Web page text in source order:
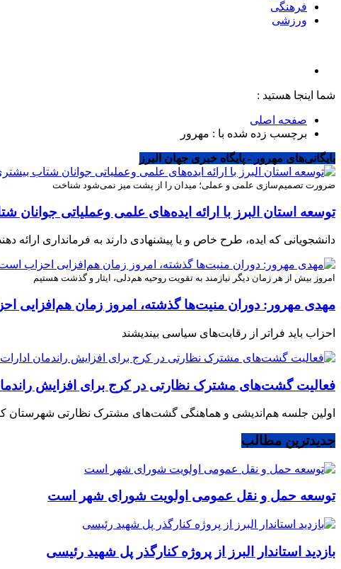
فرهنگی
ورزشی
شما اینجا هستید :
صفحه اصلی
برچسب زده شده با : مهرور
بایگانی‌های مهرور - پایگاه خبری جهان البرز
ضرورت تصمیم‌سازی علمی و عملی؛ میدان را از پشت میز نمی‌شود شناخت
توسعه استان البرز با ارائه ایده‌های علمی وعملیاتی
دانشجویانی که ایده، طرح خاص و یا پیشنهادی دارند به فرمانداری ارائه
امروز بیش از هر زمان دیگر نیازمند به تقویت روحیه هم‌دلی، ایثار و گذشت هستیم
مهدی مهرور: دوران منیت‌ها گذشته، امروز زمان هم‌افزایی
احزاب باید فراتر از رقابت‌های سیاسی بیندیشند
فعالیت گشت‌های مشترک نظارتی در کرج برای افزایش
اولین جلسه هم‌اندیشی و هماهنگی گشت‌های مشترک نظارتی شهرستان
جدیدترین مطالب
توسعه حمل و نقل عمومی اولویت شورای شهر است
بازدید استاندار البرز از پروژه کنارگذر پل شهید رئیسی